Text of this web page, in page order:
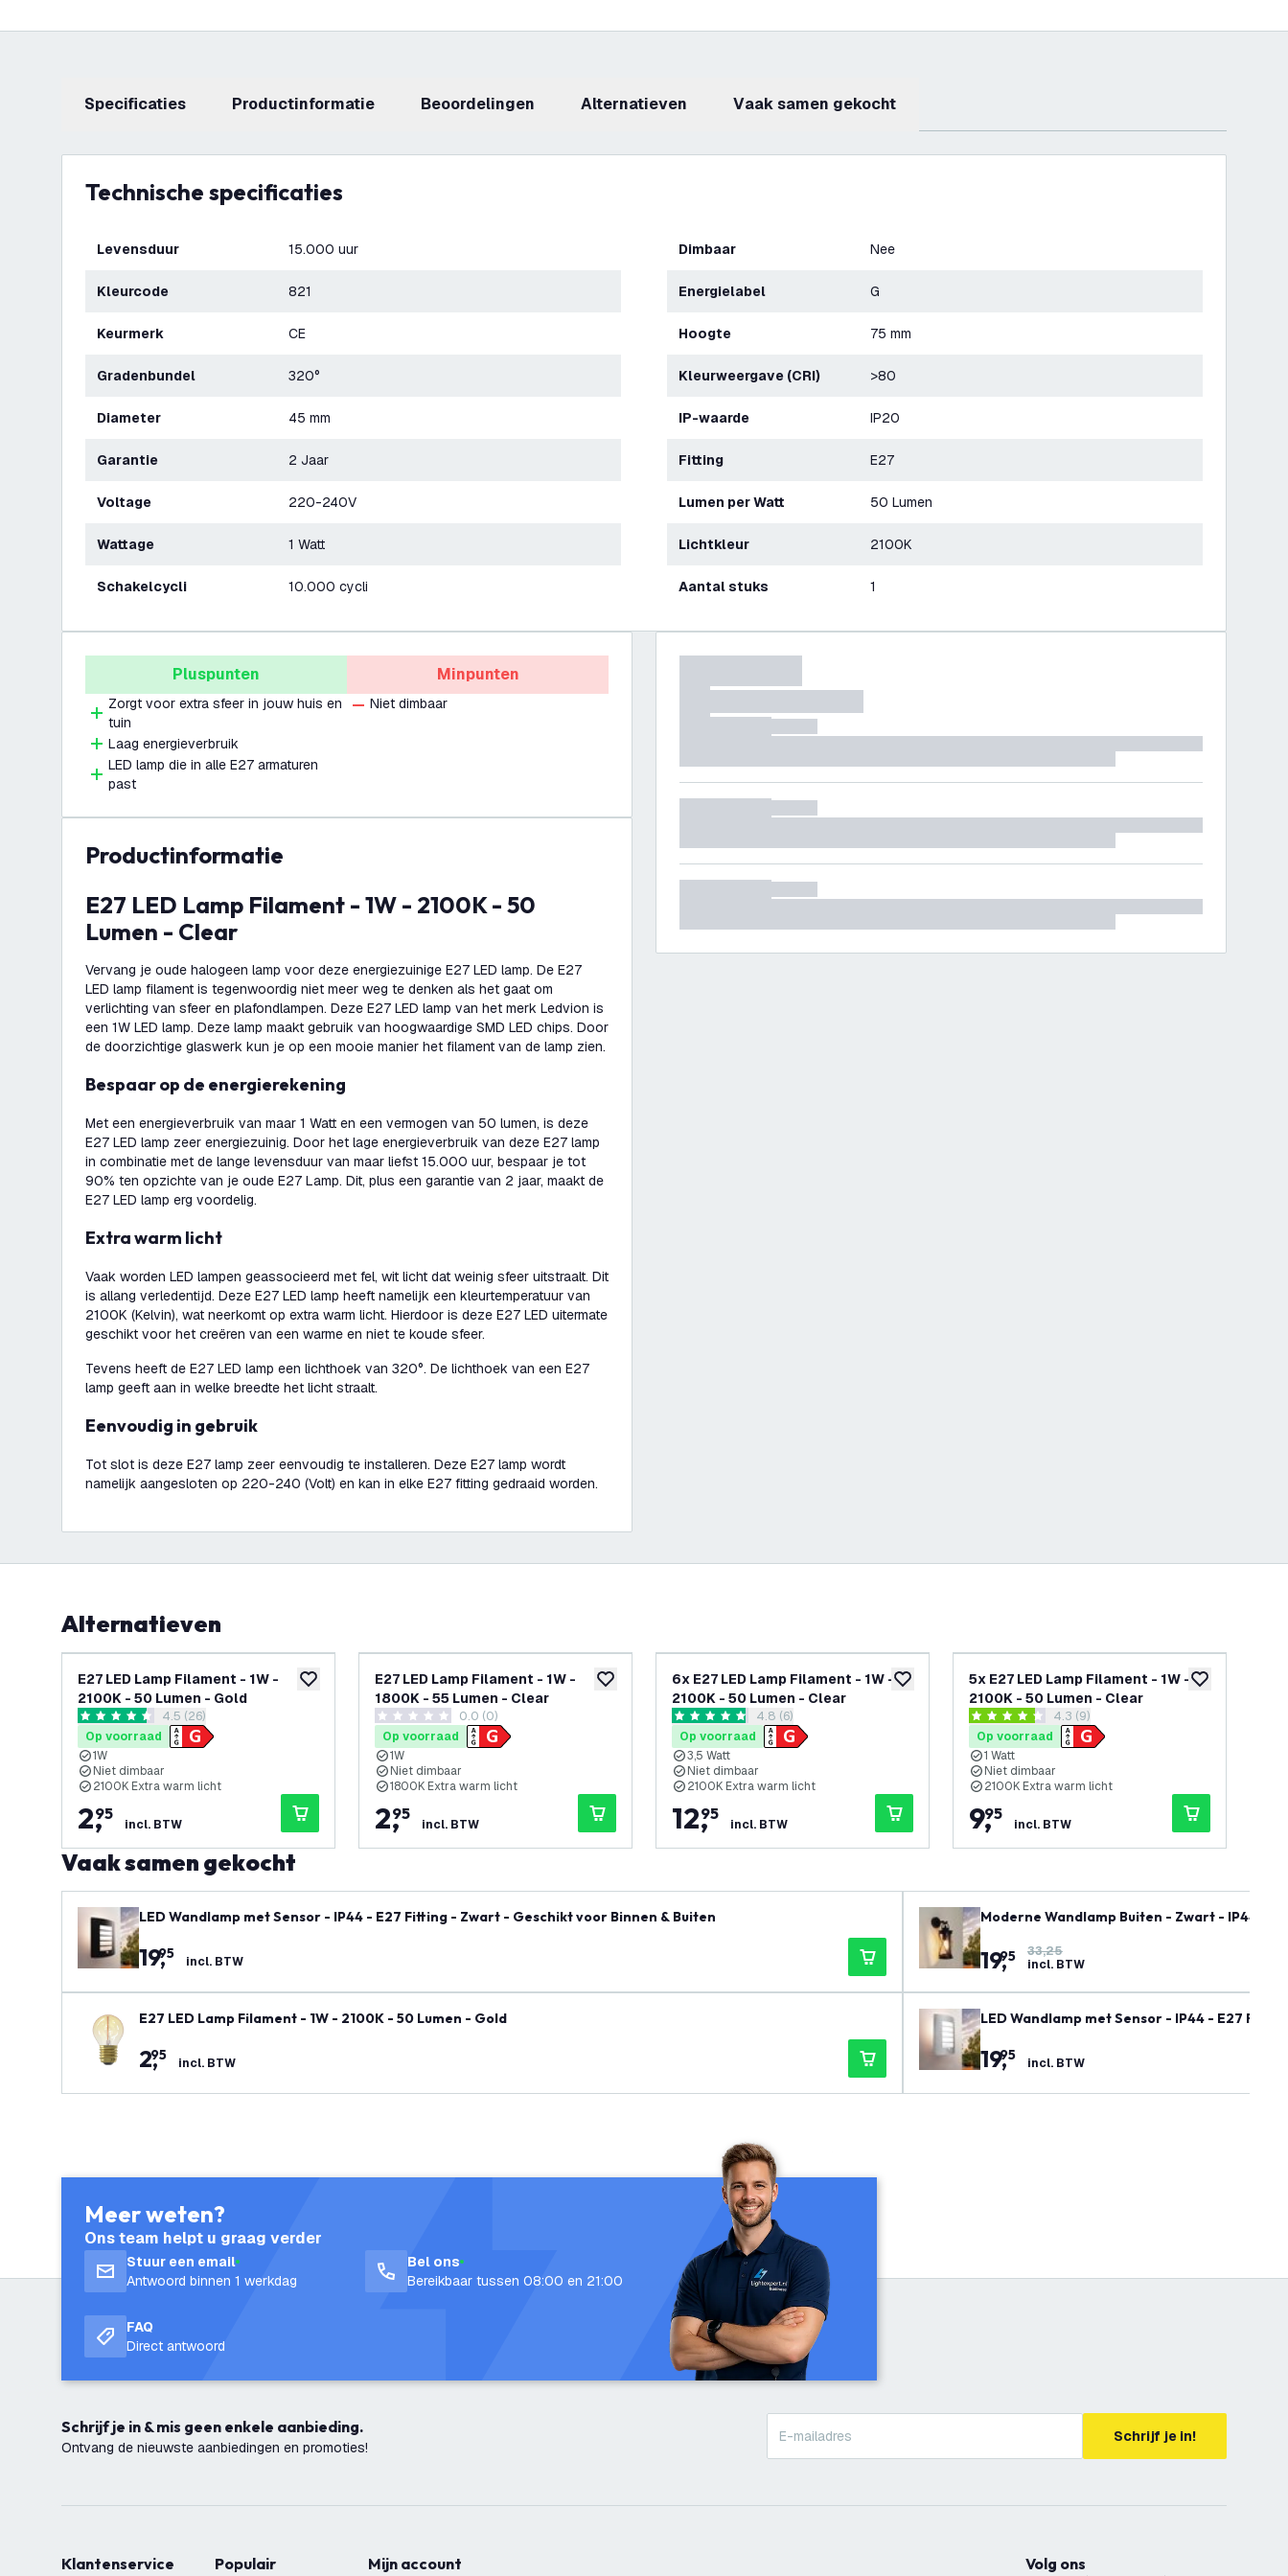
Specificaties productinformatie beoordelingen Alternatieven Vaak samen gekocht
Technische specificaties
Levensduur 15.000 uur
Kleurcode 821
Keurmerk CE
Gradenbundel 320°
Diameter 45 mm
Garantie 2 Jaar
Voltage 220-240V
Wattage 1 Watt
Schakelcycli 10.000 cycli
Dimbaar Nee
Energielabel G
Hoogte 75 mm
Kleurweergave (CRI) >80
IP-waarde IP20
Fitting E27
Lumen per Watt 50 Lumen
Lichtkleur 2100K
Aantal stuks 1
Pluspunten
Zorgt voor extra sfeer in jouw huis en
tuin
Laag energieverbruik
LED lamp die in alle E27 armaturen
past
Minpunten
Niet dimbaar
productinformatie
E27 LED Lamp Filament - 1W - 2100K - 50
Lumen - Clear
Vervang je oude halogeen lamp voor deze energiezuinige E27 LED lamp. De E27
LED lamp filament is tegenwoordig niet meer weg te denken als het gaat om
verlichting van sfeer en plafondlampen. Deze E27 LED lamp van het merk Ledvion is
een 1W LED lamp. Deze lamp maakt gebruik van hoogwaardige SMD LED chips. Door
de doorzichtige glaswerk kun je op een mooie manier het filament van de lamp zien.
Bespaar op de energierekening
Met een energieverbruik van maar 1 Watt en een vermogen van 50 lumen, is deze
E27 LED lamp zeer energiezuinig. Door het lage energieverbruik van deze E27 lamp
in combinatie met de lange levensduur van maar liefst 15.000 uur, bespaar je tot
90% ten opzichte van je oude E27 Lamp. Dit, plus een garantie van 2 jaar, maakt de
E27 LED lamp erg voordelig.
Extra warm licht
Vaak worden LED lampen geassocieerd met fel, wit licht dat weinig sfeer uitstraalt. Dit
is allang verledentijd. Deze E27 LED lamp heeft namelijk een kleurtemperatuur van
2100K (Kelvin), wat neerkomt op extra warm licht. Hierdoor is deze E27 LED uitermate
geschikt voor het creëren van een warme en niet te koude sfeer.
Tevens heeft de E27 LED lamp een lichthoek van 320°. De lichthoek van een E27
lamp geeft aan in welke breedte het licht straalt.
Eenvoudig in gebruik
Tot slot is deze E27 lamp zeer eenvoudig te installeren. Deze E27 lamp wordt
namelijk aangesloten op 220-240 (Volt) en kan in elke E27 fitting gedraaid worden.
Alternatieven
toevoegen aan verlanglijst
E27 LED Lamp Filament - 1W -
2100K - 50 Lumen - Gold
reviews drawer openen
4.5 score sterren4.5 (26)
Op voorraad
1W
Niet dimbaar
2100K Extra warm licht
2,
95
incl. BTW
toevoegen aan verlanglijst
E27 LED Lamp Filament - 1W -
1800K - 55 Lumen - Clear
0 score sterren0.0 (0)
Op voorraad
1W
Niet dimbaar
1800K Extra warm licht
2,
95
incl. BTW
toevoegen aan verlanglijst
6x E27 LED Lamp Filament - 1W -
2100K - 50 Lumen - Clear
reviews drawer openen
4.8 score sterren4.8 (6)
Op voorraad
3,5 Watt
Niet dimbaar
2100K Extra warm licht
12,
95
incl. BTW
toevoegen
5x E27 LED Lamp Filament - 1W -
2100K - 50 Lumen - Clear
reviews drawer openen
4.3 score sterren4.3 (9)
Op voorraad
1 Watt
Niet dimbaar
2100K Extra warm licht
9,
95
incl. BTW
Vaak samen gekocht
LED Wandlamp met Sensor - IP44 - E27 Fitting - Zwart - Geschikt voor Binnen & Buiten
19,
95 incl. BTW
E27 LED Lamp Filament - 1W - 2100K - 50 Lumen - Gold
2,
95 incl. BTW
Moderne Wandlamp Buiten - Zwart - IP44 -
19,
95
33,25
incl. BTW
LED Wandlamp met Sensor - IP44 - E27
19,
95 incl. BTW
Meer weten?
Ons team helpt u graag verder
Stuur een email
Antwoord binnen 1 werkdag
Bel ons
Bereikbaar tussen 08:00 en 21:00
FAQ
Direct antwoord
Schrijf je in & mis geen enkele aanbieding.
Ontvang de nieuwste aanbiedingen en promoties!
Schrijf je in!
Klantenservice Populair Mijn account Volg ons